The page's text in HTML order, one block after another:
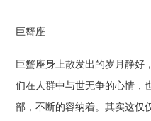
巨蟹座
巨蟹座身上散发出的岁月静好
们在人群中与世无争的心情，
部，不断的容纳着。其实这仅